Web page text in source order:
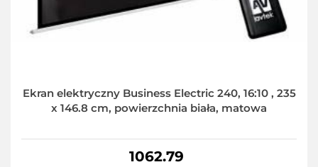
Ekran elektryczny Business Electric 240, 16:10 , 235
x 146.8 cm, powierzchnia biała, matowa
1062.79